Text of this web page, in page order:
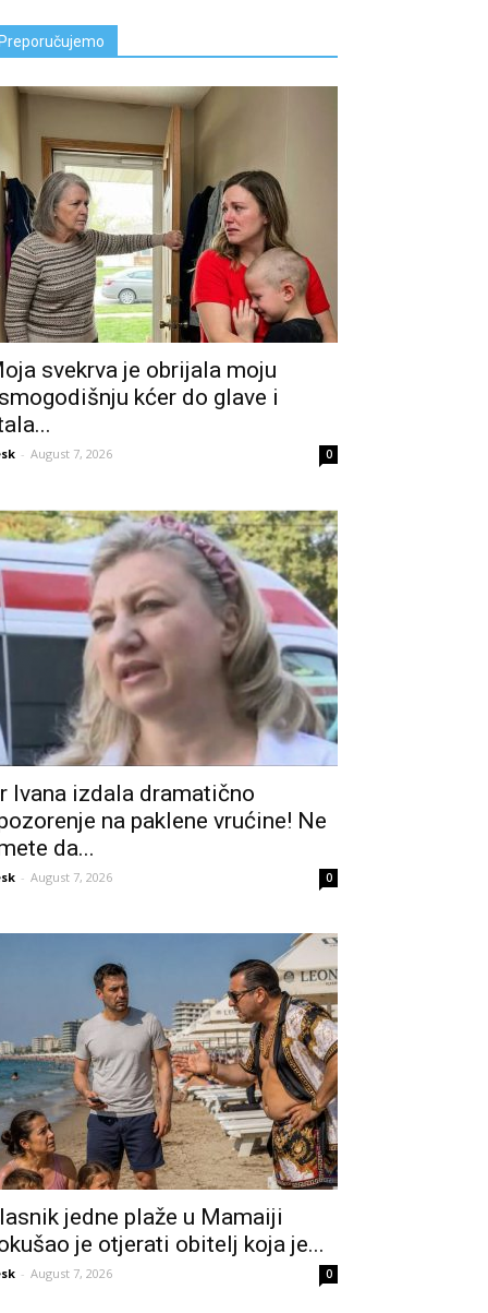
Preporučujemo
svekrva je obrijala moju
kćer do glave i
- August 7, 2026 0
Ivana izdala dramatično
na paklene vrućine! Ne
da...
- August 7, 2026 0
jedne plaže u Mamaiji
je otjerati obitelj koja je...
- August 7, 2026 0